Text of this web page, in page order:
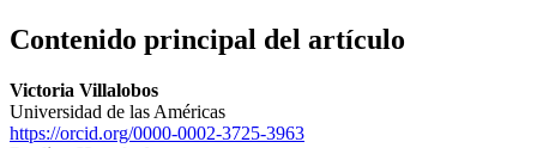
Contenido principal del artículo
Victoria Villalobos
Universidad de las Américas
https://orcid.org/0000-0002-3725-3963